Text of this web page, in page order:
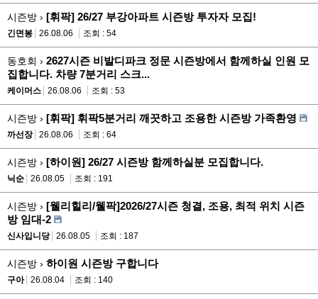
시즌방 › [휘팍] 26/27 부강아파트 시즌방 투자자 모집!
긴면봉 26.08.06 조회 : 54
동호회 › 2627시즌 비발디파크 정문 시즌방에서 함께하실 인원 모
집합니다. 차량 7분거리 스크...
케이머스 26.08.06 조회 : 53
시즌방 › [휘팍] 휘팍5분거리 깨끗하고 조용한 시즌방 가족환영
까선장 26.08.06 조회 : 64
시즌방 › [하이원] 26/27 시즌방 함께하실분 모집합니다.
닉순 26.08.05 조회 : 191
시즌방 › [웰리힐리/웰팍]2026/27시즌 청결, 조용, 최적 위치 시즌
방 임대-2
신사입니당 26.08.05 조회 : 187
시즌방 › 하이원 시즌방 구합니다
구아 26.08.04 조회 : 140